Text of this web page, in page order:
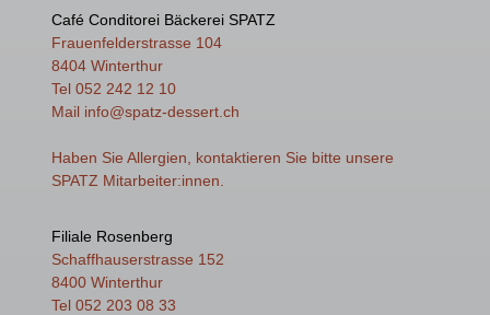
Café Conditorei Bäckerei SPATZ
Frauenfelderstrasse 104
8404 Winterthur
Tel 052 242 12 10
Mail info@spatz-dessert.ch
Haben Sie Allergien, kontaktieren Sie bitte unsere
SPATZ Mitarbeiter:innen.
Filiale Rosenberg
Schaffhauserstrasse 152
8400 Winterthur
Tel 052 203 08 33